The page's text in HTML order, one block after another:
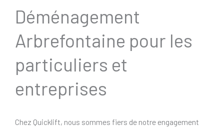
Déménagement
Arbrefontaine pour les
particuliers et
entreprises
Chez Quicklift, nous sommes fiers de notre engagement